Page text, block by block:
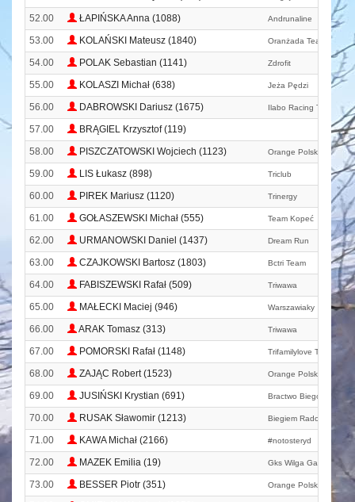
52.00 ŁAPIŃSKA Anna (1088) Andrunaline
53.00 KOLAŃSKI Mateusz (1840) Oranżada Team
54.00 POLAK Sebastian (1141) Zdrofit
55.00 KOLASZI Michał (638) Jeża Pędzi
56.00 DABROWSKI Dariusz (1675) Ilabo Racing Team
57.00
BRĄGIEL Krzysztof (119)
58.00
PISZCZATOWSKI Wojciech (1123) Orange Polska
59.00 LIS Łukasz (898) Triclub
60.00 PIREK Mariusz (1120) Trinergy
61.00 GOŁASZEWSKI Michał (555) Team Kopeć
62.00 URMANOWSKI Daniel (1437) Dream Run
63.00 CZAJKOWSKI Bartosz (1803) Bctri Team
64.00 FABISZEWSKI Rafał (509) Triwawa
65.00 MAŁECKI Maciej (946) Warszawiaky
66.00 ARAK Tomasz (313) Triwawa
67.00 POMORSKI Rafał (1148) Trifamilylove The Pain
68.00 ZAJĄC Robert (1523) Orange Polska
69.00 JUSIŃSKI Krystian (691) Bractwo Biegowe Bgk
70.00 RUSAK Sławomir (1213) Biegiem Radom!
71.00 KAWA Michał (2166) #notosteryd
72.00 MAZEK Emilia (19) Gks Wilga Garwolin
73.00 BESSER Piotr (351) Orange Polska